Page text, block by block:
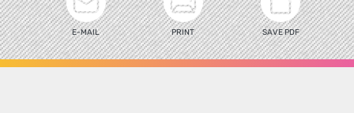
E-MAIL PRINT SAVE PDF